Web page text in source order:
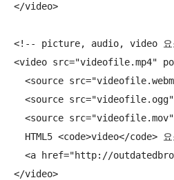
</video>
<!-- picture, audio, video 요소
<video src="videofile.mp4"
<source
<source
<source
HTML5 <code>video</code> 요
<a href="http://
</video>